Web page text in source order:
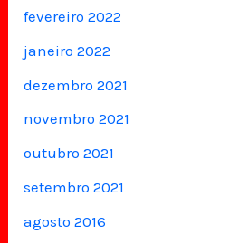
fevereiro 2022
janeiro 2022
dezembro 2021
novembro 2021
outubro 2021
setembro 2021
agosto 2016